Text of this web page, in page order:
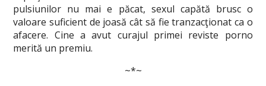
pulsiunilor nu mai e păcat, sexul capătă brusc o
valoare suficient de joasă cât să fie tranzacţionat ca o
afacere. Cine a avut curajul primei reviste porno
merită un premiu.
~*~